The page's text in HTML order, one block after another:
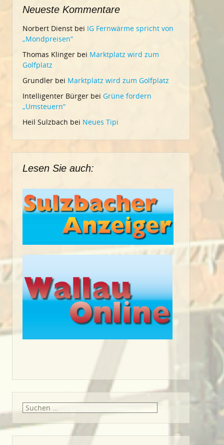
Neueste Kommentare
Norbert Dienst bei IG Fernwärme spricht von
„Mondpreisen“
Thomas Klinger bei Marktplatz wird zum
Golfplatz
Grundler bei Marktplatz wird zum Golfplatz
Intelligenter Bürger bei Grüne fordern
„Umsteuern“
Heil Sulzbach bei Neues Tipi
Lesen Sie auch:
Suche